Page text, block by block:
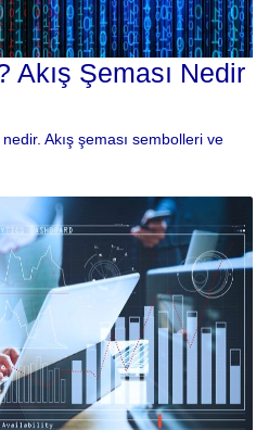
Akış Şeması Nedir
Akış şeması sembolleri ve